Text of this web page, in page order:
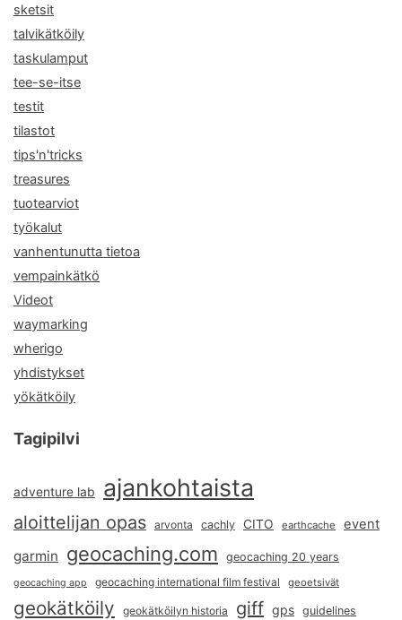
sketsit
talvikätköily
taskulamput
tee-se-itse
testit
tilastot
tips'n'tricks
treasures
tuotearviot
työkalut
vanhentunutta tietoa
vempainkätkö
Videot
waymarking
wherigo
yhdistykset
yökätköily
Tagipilvi
adventure lab ajankohtaista
aloittelijan opas arvonta cachly CITO earthcache event
garmin geocaching.com geocaching 20 years
geocaching app geocaching international film festival geoetsivät
geokätköily geokätköilyn historia giff gps guidelines